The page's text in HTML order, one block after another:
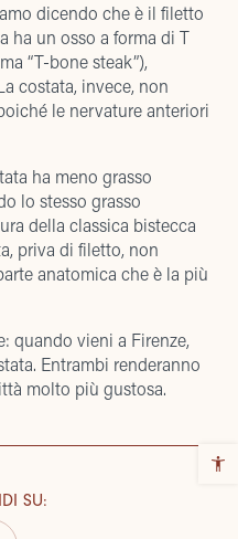
dicendo che è il filetto
ha un osso a forma di T
“T-bone steak”),
costata, invece, non
le nervature anteriori
ha meno grasso
lo stesso grasso
della classica bistecca
priva di filetto, non
anatomica che è la più
quando vieni a Firenze,
Entrambi renderanno
molto più gustosa.
SU: